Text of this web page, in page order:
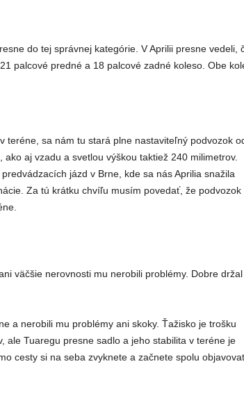
do tej správnej kategórie. V Aprilii presne vedeli,
palcové predné a 18 palcové zadné koleso. Obe
teréne, sa nám tu stará plne nastaviteľný podvozok
aj vzadu a svetlou výškou taktiež 240 milimetrov.
jázd v Brne, kde sa nás Aprilia snažila
Za tú krátku chvíľu musím povedať, že podvozok
väčšie nerovnosti mu nerobili problémy. Dobre držal
a nerobili mu problémy ani skoky. Ťažisko je trošku
ale Tuaregu presne sadlo a jeho stabilita v teréne je
cesty si na seba zvyknete a začnete spolu